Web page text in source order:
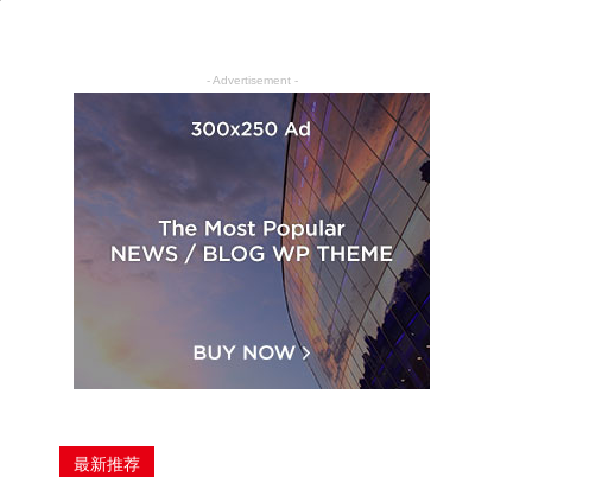
- Advertisement -
最新推荐